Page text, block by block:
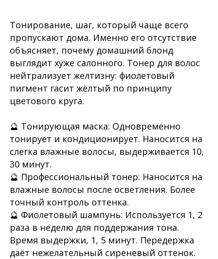
Тонирование, шаг, который чаще всего
пропускают дома. Именно его отсутствие
объясняет, почему домашний блонд
выглядит хуже салонного. Тонер для волос
нейтрализует желтизну: фиолетовый
пигмент гасит жёлтый по принципу
цветового круга.
🔮 Тонирующая маска: Одновременно
тонирует и кондиционирует. Наносится на
слегка влажные волосы, выдерживается 10,
30 минут.
🔮 Профессиональный тонер: Наносится на
влажные волосы после осветления. Более
точный контроль оттенка.
🔮 Фиолетовый шампунь: Используется 1, 2
раза в неделю для поддержания тона.
Время выдержки, 1, 5 минут. Передержка
даёт нежелательный сиреневый оттенок.